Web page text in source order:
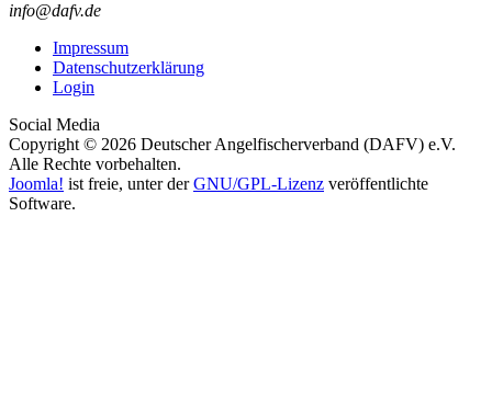
info@dafv.de
Impressum
Datenschutzerklärung
Login
Social Media
Copyright © 2026 Deutscher Angelfischerverband (DAFV) e.V.
Alle Rechte vorbehalten.
Joomla! ist freie, unter derGNU/GPL-Lizenz veröffentlichte
Software.